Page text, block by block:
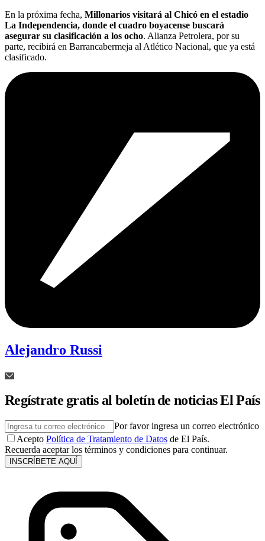
En la próxima fecha, Millonarios visitará al Chicó en el estadio
La Independencia, donde el cuadro boyacense buscará
asegurar su clasificación a los ocho. Alianza Petrolera, por su
parte, recibirá en Barrancabermeja al Atlético Nacional, que ya está
clasificado.
Alejandro Russi
Regístrate gratis al boletín de noticias El País
Por favor ingresa un correo electrónico
Acepto Política de Tratamiento de Datos de El País.
Recuerda aceptar los términos y condiciones para continuar.
INSCRÍBETE AQUÍ